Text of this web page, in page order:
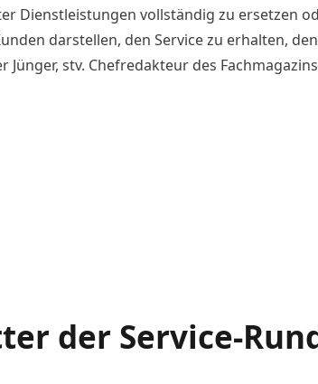
Dienstleistungen vollständig zu ersetzen
darstellen, den Service zu erhalten,
stv. Chefredakteur des Fachmagazins
der Service-